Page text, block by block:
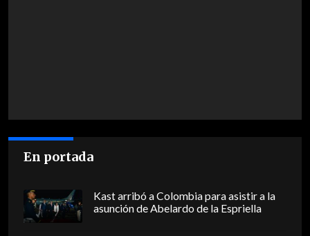
En portada
Kast arribó a Colombia para asistir a la
asunción de Abelardo de la Espriella